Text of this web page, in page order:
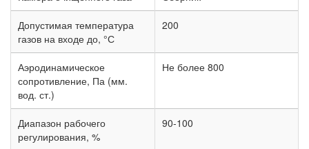
Допустимая температура
газов на входе до, °С
200
Аэродинамическое
сопротивление, Па (мм.
вод. ст.)
Не более 800
Диапазон рабочего
регулирования, %
90-100